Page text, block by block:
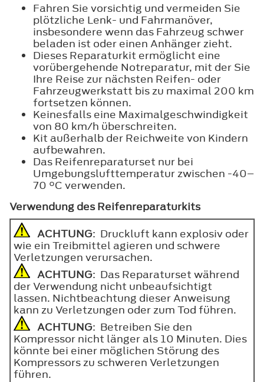
Fahren Sie vorsichtig und vermeiden Sie
plötzliche Lenk- und Fahrmanöver,
insbesondere wenn das Fahrzeug schwer
beladen ist oder einen Anhänger zieht.
Dieses Reparaturkit ermöglicht eine
vorübergehende Notreparatur, mit der Sie
Ihre Reise zur nächsten Reifen- oder
Fahrzeugwerkstatt bis zu maximal 200 km
fortsetzen können.
Keinesfalls eine Maximalgeschwindigkeit
von 80 km/h überschreiten.
Kit außerhalb der Reichweite von Kindern
aufbewahren.
Das Reifenreparaturset nur bei
Umgebungslufttemperatur zwischen -40–
70 °C verwenden.
Verwendung des Reifenreparaturkits
ACHTUNG: Druckluft kann explosiv oder
wie ein Treibmittel agieren und schwere
Verletzungen verursachen.
ACHTUNG: Das Reparaturset während
der Verwendung nicht unbeaufsichtigt
lassen. Nichtbeachtung dieser Anweisung
kann zu Verletzungen oder zum Tod führen.
ACHTUNG: Betreiben Sie den
Kompressor nicht länger als 10 Minuten. Dies
könnte bei einer möglichen Störung des
Kompressors zu schweren Verletzungen
führen.